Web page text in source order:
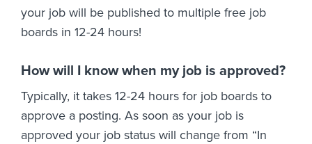
your job will be published to multiple free job
boards in 12-24 hours!
How will I know when my job is approved?
Typically, it takes 12-24 hours for job boards to
approve a posting. As soon as your job is
approved your job status will change from “In